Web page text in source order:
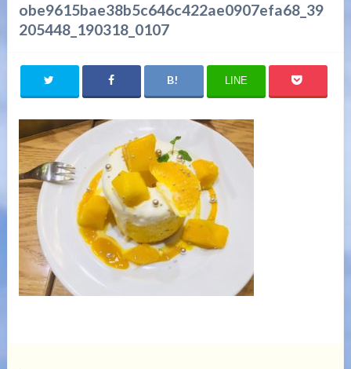
obe9615bae38b5c646c422ae0907efa68_39
205448_190318_0107
LINE